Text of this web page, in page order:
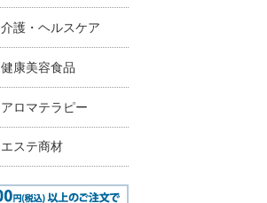
介護・ヘルスケア
健康美容食品
アロマテラピー
エステ商材